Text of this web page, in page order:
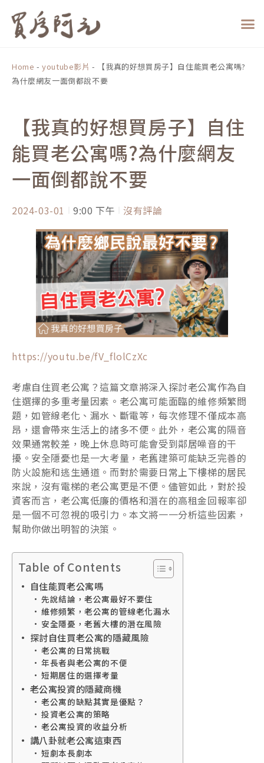
Home -youtube影片 -
【我真的好想買房子】自住能買老公寓嗎?
為什麼網友一面倒都說不要
【我真的好想買房子】自住
能買老公寓嗎?為什麼網友
一面倒都說不要
2024-03-01 9:00 下午 沒有評論
https://youtu.be/fV_flolCzXc
考慮自住買老公寓？這篇文章將深入探討老公寓作為自
住選擇的多重考量因素。老公寓可能面臨的維修頻繁問
題，如管線老化、漏水、斷電等，每次修理不僅成本高
昂，還會帶來生活上的諸多不便。此外，老公寓的隔音
效果通常較差，晚上休息時可能會受到鄰居噪音的干
擾。安全隱憂也是一大考量，老舊建築可能缺乏完善的
防火設施和逃生通道。而對於需要日常上下樓梯的居民
來說，沒有電梯的老公寓更是不便。儘管如此，對於投
資客而言，老公寓低廉的價格和潛在的高租金回報率卻
是一個不可忽視的吸引力。本文將一一分析這些因素，
幫助你做出明智的決策。
Table of Contents
自住能買老公寓嗎
先說結論，老公寓最好不要住
維修頻繁，老公寓的管線老化漏水
安全隱憂，老舊大樓的潛在風險
探討自住買老公寓的隱藏風險
老公寓的日常挑戰
年長者與老公寓的不便
短期居住的選擇考量
老公寓投資的隱藏商機
老公寓的缺點其實是優點？
投資老公寓的策略
老公寓投資的收益分析
講八卦就老公寓這東西
短劇本長劇本